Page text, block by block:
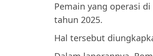
Pemain yang operasi
tahun 2025.
Hal tersebut